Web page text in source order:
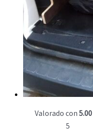
Valorado con 5.00
5